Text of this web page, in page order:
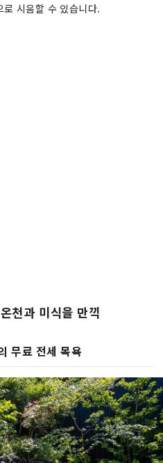
시음할 수 있습니다.
천과 미식을 만끽
무료 전세 목욕